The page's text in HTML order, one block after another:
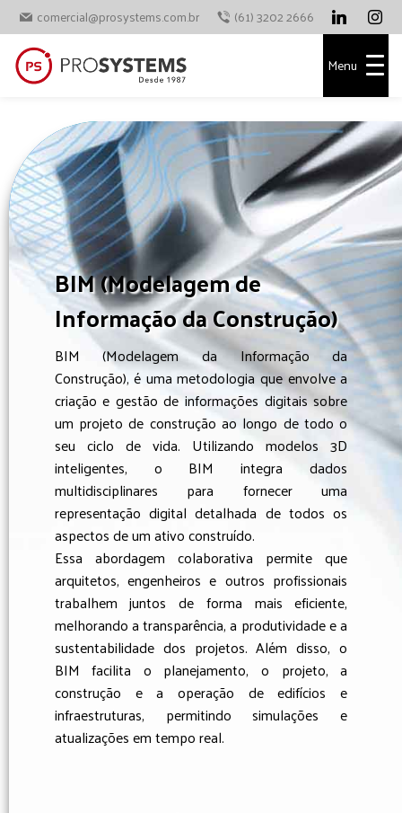
comercial@prosystems.com.br (61) 3202 2666
Menu
BIM (Modelagem de
Informação da Construção)
BIM (Modelagem da Informação da
Construção), é uma metodologia que envolve a
criação e gestão de informações digitais sobre
um projeto de construção ao longo de todo o
seu ciclo de vida. Utilizando modelos 3D
inteligentes, o BIM integra dados
multidisciplinares para fornecer uma
representação digital detalhada de todos os
aspectos de um ativo construído.
Essa abordagem colaborativa permite que
arquitetos, engenheiros e outros profissionais
trabalhem juntos de forma mais eficiente,
melhorando a transparência, a produtividade e a
sustentabilidade dos projetos. Além disso, o
BIM facilita o planejamento, o projeto, a
construção e a operação de edifícios e
infraestruturas, permitindo simulações e
atualizações em tempo real.